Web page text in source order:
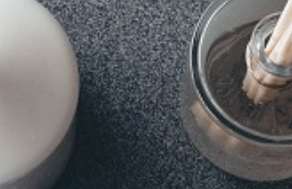
TOUS LES PROGRAMMES EN LIGNE